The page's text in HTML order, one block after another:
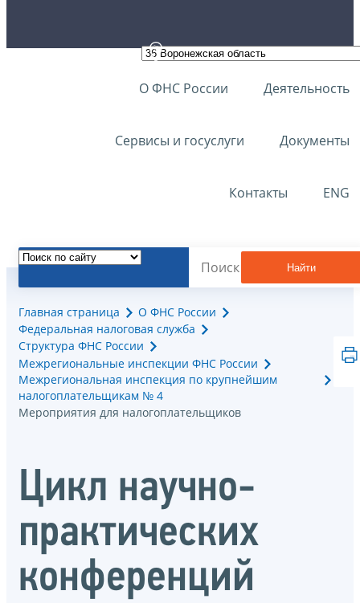
О ФНС России Деятельность
Сервисы и госуслуги Документы
Контакты ENG
Найти
Главная страница
О ФНС России
Федеральная налоговая служба
Структура ФНС России
Межрегиональные инспекции ФНС России
Межрегиональная инспекция по крупнейшим
налогоплательщикам № 4
Мероприятия для налогоплательщиков
Цикл научно-
практических
конференций